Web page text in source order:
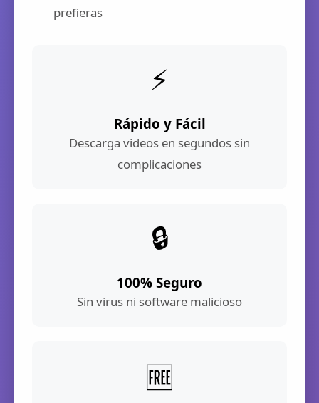
prefieras
⚡
Rápido y Fácil
Descarga videos en segundos sin
complicaciones
🔒
100% Seguro
Sin virus ni software malicioso
🆓